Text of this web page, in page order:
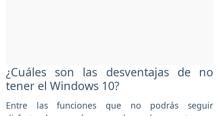
¿Cuáles son las desventajas de no
tener el Windows 10?
Entre las funciones que no podrás seguir